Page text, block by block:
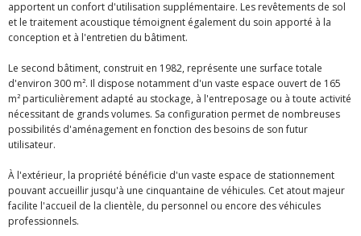
apportent un confort d'utilisation supplémentaire. Les revêtements de sol
et le traitement acoustique témoignent également du soin apporté à la
conception et à l'entretien du bâtiment.
Le second bâtiment, construit en 1982, représente une surface totale
d'environ 300 m². Il dispose notamment d'un vaste espace ouvert de 165
m² particulièrement adapté au stockage, à l'entreposage ou à toute activité
nécessitant de grands volumes. Sa configuration permet de nombreuses
possibilités d'aménagement en fonction des besoins de son futur
utilisateur.
À l'extérieur, la propriété bénéficie d'un vaste espace de stationnement
pouvant accueillir jusqu'à une cinquantaine de véhicules. Cet atout majeur
facilite l'accueil de la clientèle, du personnel ou encore des véhicules
professionnels.